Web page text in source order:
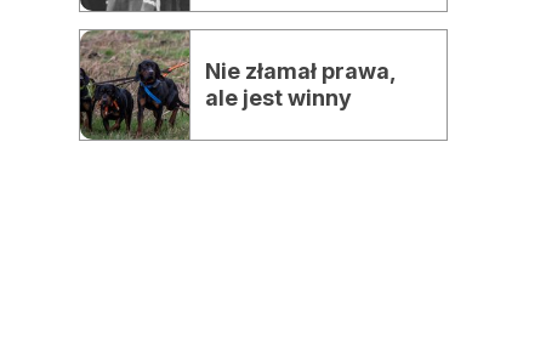
Nie złamał prawa,
ale jest winny